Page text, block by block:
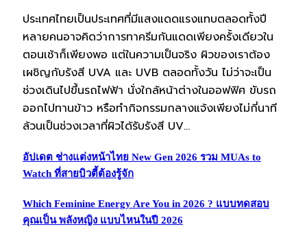
ประเทศไทยเป็นประเทศที่มีแสงแดดแรงแทบตลอดทั้งปี
หลายคนอาจคิดว่าการทาครีมกันแดดเพียงครั้งเดียวใน
ตอนเช้าก็เพียงพอ แต่ในความเป็นจริง ผิวของเราต้อง
เผชิญกับรังสี UVA และ UVB ตลอดทั้งวัน ไม่ว่าจะเป็น
ช่วงเดินไปขึ้นรถไฟฟ้า นั่งใกล้หน้าต่างในออฟฟิศ ขับรถ
ออกไปทานข้าว หรือทำกิจกรรมกลางแจ้งเพียงไม่กี่นาที
ล้วนเป็นช่วงเวลาที่ผิวได้รับรังสี UV…
อัปเดต ช่างแต่งหน้าไทย New Gen 2026 รวม MUAs to
Watch ที่สายบิวตี้ต้องรู้จัก
Which Feminine Energy Are You in 2026 ? แบบทดสอบ
คุณเป็น พลังหญิง แบบไหนในปี 2026